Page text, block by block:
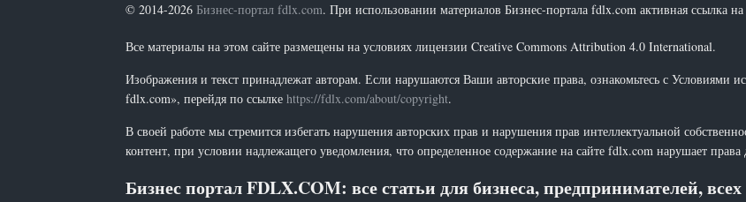
© 2014-2026 Бизнес-портал fdlx.com. При использовании материалов Бизнес-портала fdlx.com активная ссылка на
Все материалы на этом сайте размещены на условиях лицензии Creative Commons Attribution 4.0 International.
Изображения и текст принадлежат авторам. Если нарушаются Ваши авторские права, ознакомьтесь с Условиями
fdlx.com», перейдя по ссылке https://fdlx.com/about/copyright.
В своей работе мы стремится избегать нарушения авторских прав и нарушения прав интеллектуальной
контент, при условии надлежащего уведомления, что определенное содержание на сайте fdlx.com нарушает
Бизнес портал FDLX.COM: все статьи для бизнеса, предпринимателей,